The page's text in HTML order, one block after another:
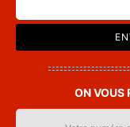
ON VOUS